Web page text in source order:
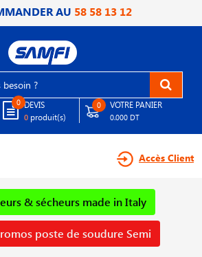
AU 58 58 13 12
0 DEVIS
0 produit(s)
0 VOTRE PANIER
0.000 DT
Accès Client
& sécheurs made in Italy
poste de soudure Semi